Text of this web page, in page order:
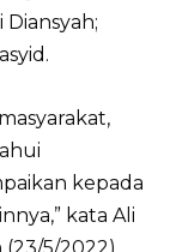
kepada
kata Ali